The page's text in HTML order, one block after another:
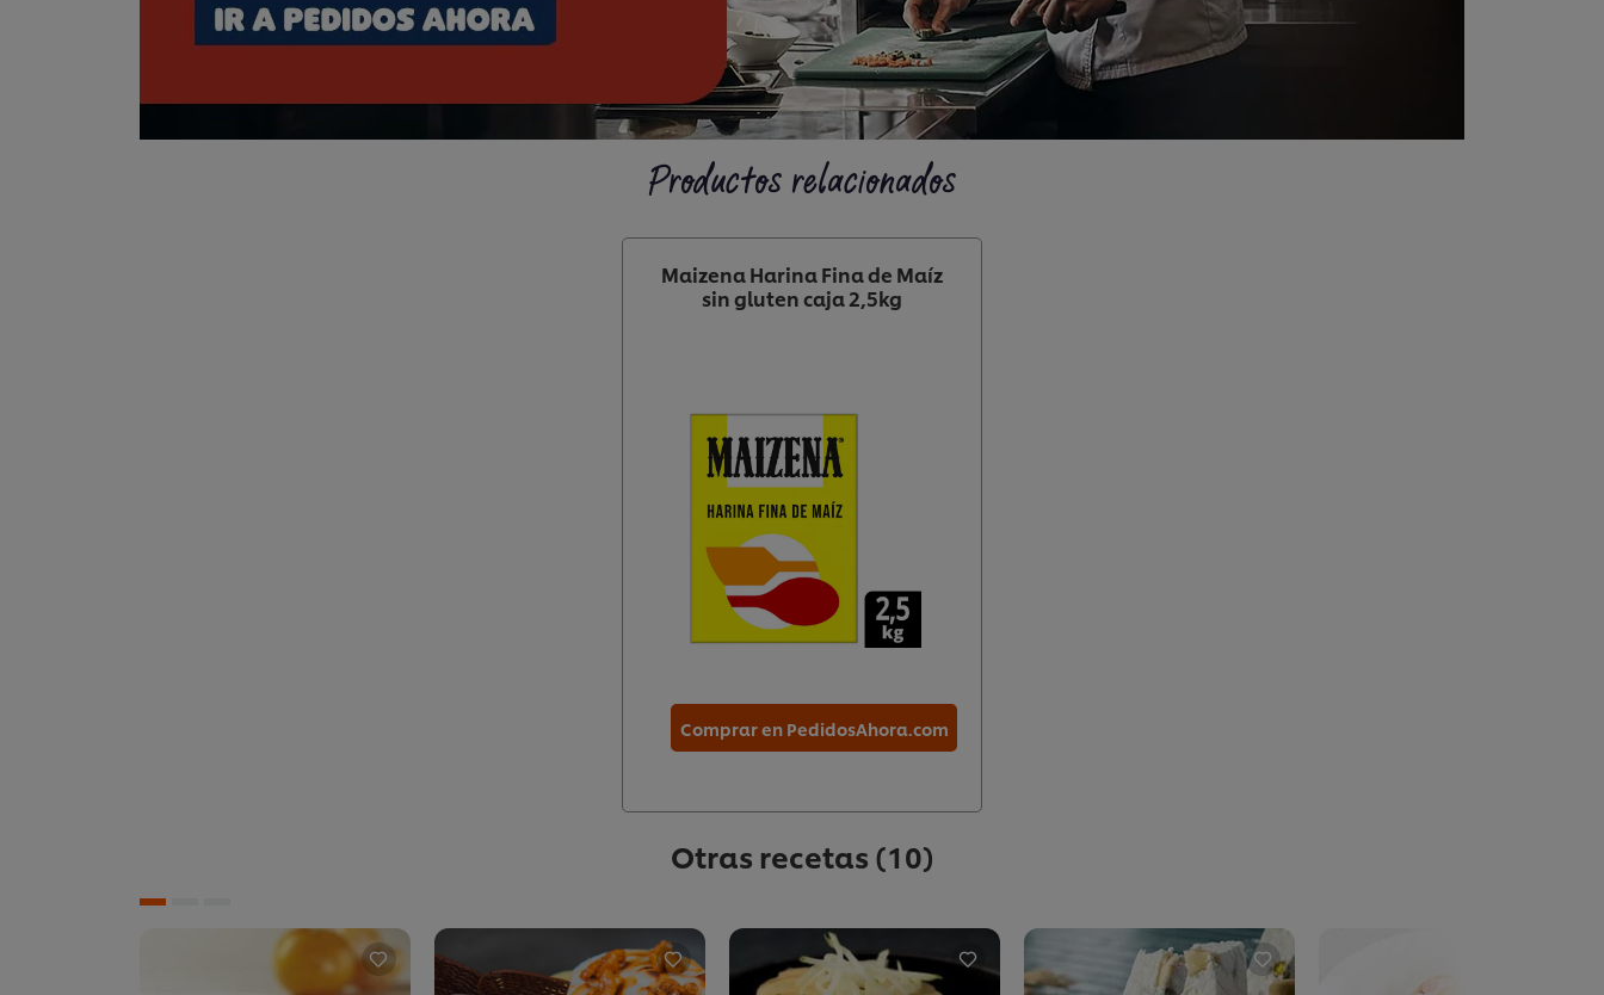
Productos relacionados
Maizena Harina Fina de Maíz
sin gluten caja 2,5kg
Comprar en PedidosAhora.com
Otras recetas (10)